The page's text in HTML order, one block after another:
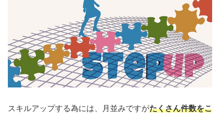
スキルアップする為には、月並みですがたくさん件数をこ